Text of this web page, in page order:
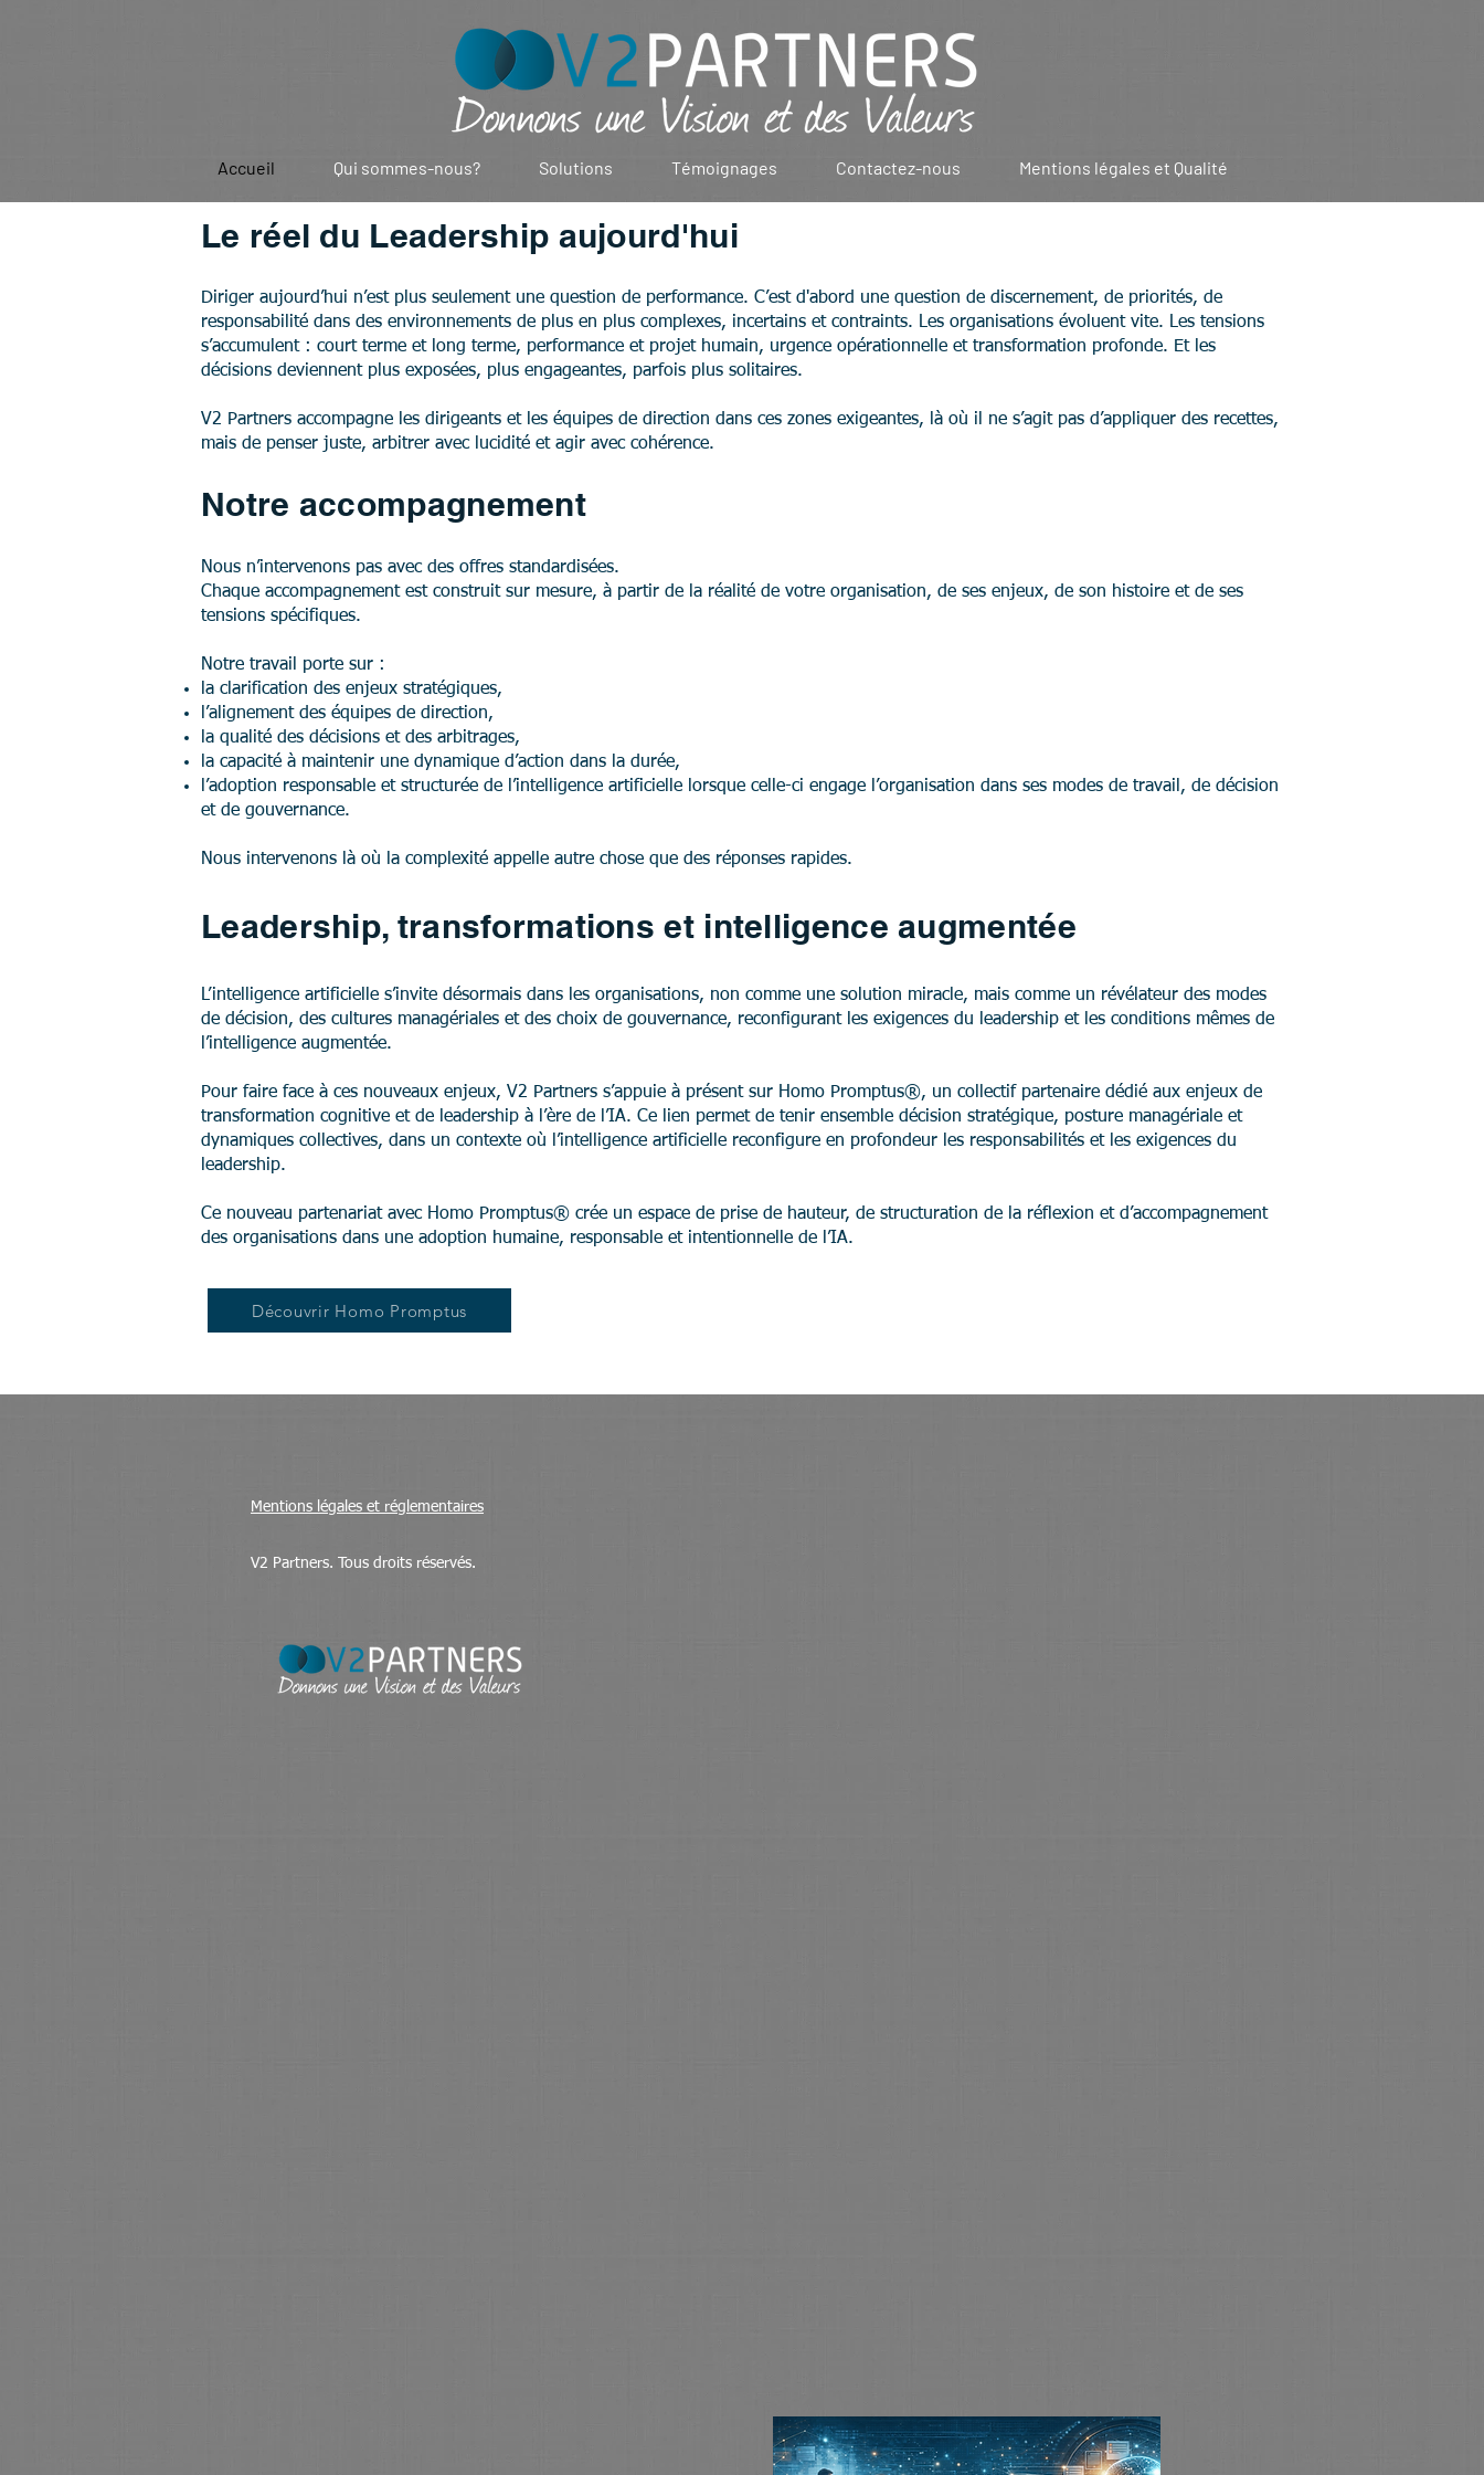
Accueil Qui sommes-nous? Solutions Témoignages Contactez-nous Mentions légales et Qualité
Le réel du Leadership aujourd'hui
Diriger aujourd’hui n’est plus seulement une question de performance. C’est d'abord une question de discernement, de priorités, de
responsabilité dans des environnements de plus en plus complexes, incertains et contraints. Les organisations évoluent vite. Les tensions
s’accumulent : court terme et long terme, performance et projet humain, urgence opérationnelle et transformation profonde. Et les
décisions deviennent plus exposées, plus engageantes, parfois plus solitaires.
V2 Partners accompagne les dirigeants et les équipes de direction dans ces zones exigeantes, là où il ne s’agit pas d’appliquer des recettes,
mais de penser juste, arbitrer avec lucidité et agir avec cohérence.
Notre accompagnement
Nous n’intervenons pas avec des offres standardisées.
Chaque accompagnement est construit sur mesure, à partir de la réalité de votre organisation, de ses enjeux, de son histoire et de ses
tensions spécifiques.
Notre travail porte sur :
la clarification des enjeux stratégiques,
l’alignement des équipes de direction,
la qualité des décisions et des arbitrages,
la capacité à maintenir une dynamique d’action dans la durée,
l’adoption responsable et structurée de l’intelligence artificielle lorsque celle-ci engage l’organisation dans ses modes de travail, de décision
et de gouvernance.
Nous intervenons là où la complexité appelle autre chose que des réponses rapides.
Leadership, transformations et intelligence augmentée
L’intelligence artificielle s’invite désormais dans les organisations, non comme une solution miracle, mais comme un révélateur des modes
de décision, des cultures managériales et des choix de gouvernance, reconfigurant les exigences du leadership et les conditions mêmes de
l’intelligence augmentée. ​
Pour faire face à ces nouveaux enjeux, V2 Partners s’appuie à présent sur Homo Promptus®, un collectif partenaire dédié aux enjeux de
transformation cognitive et de leadership à l’ère de l’IA. Ce lien permet de tenir ensemble décision stratégique, posture managériale et
dynamiques collectives, dans un contexte où l’intelligence artificielle reconfigure en profondeur les responsabilités et les exigences du
leadership. ​
Ce nouveau partenariat avec Homo Promptus® crée un espace de prise de hauteur, de structuration de la réflexion et d’accompagnement
des organisations dans une adoption humaine, responsable et intentionnelle de l’IA.​ ​
Découvrir Homo Promptus
Mentions légales et réglementaires
V2 Partners. Tous droits réservés.